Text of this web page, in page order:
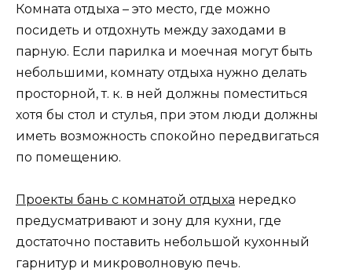
Комната отдыха – это место, где можно
посидеть и отдохнуть между заходами в
парную. Если парилка и моечная могут быть
небольшими, комнату отдыха нужно делать
просторной, т. к. в ней должны поместиться
хотя бы стол и стулья, при этом люди должны
иметь возможность спокойно передвигаться
по помещению.
Проекты бань с комнатой отдыха нередко
предусматривают и зону для кухни, где
достаточно поставить небольшой кухонный
гарнитур и микроволновую печь.